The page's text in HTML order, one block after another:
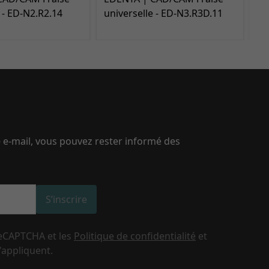
ED-N2.R2.14
universelle - ED-N3.R3D.11
mail, vous pouvez rester informé des
S’inscrire
et les Politique de confidentialité et